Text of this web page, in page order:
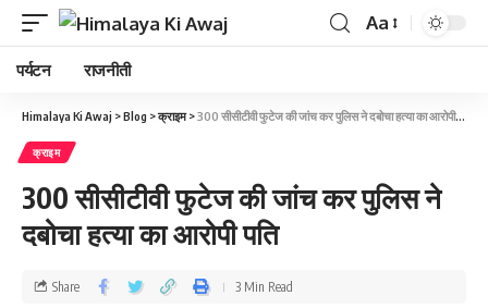
Aa
पर्यटन राजनीती
Himalaya Ki Awaj >Blog >क्राइम>300 सीसीटीवी फुटेज की जांच कर पुलिस ने दबोचा हत्‍या का आरोपी पति
क्राइम
300 सीसीटीवी फुटेज की जांच कर पुलिस ने
दबोचा हत्‍या का आरोपी पति
Share 3 Min Read